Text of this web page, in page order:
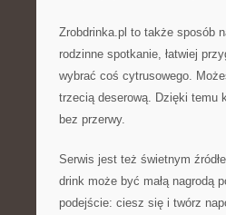
Zrobdrinka.pl to także sposób
rodzinne spotkanie, łatwiej
wybrać coś cytrusowego.
trzecią deserową. Dzięki temu
bez przerwy.
Serwis jest też świetnym
drink może być małą nagrodą
podejście: ciesz się i twórz